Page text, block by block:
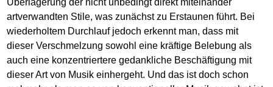
artverwandten Stile, was zunächst zu Erstaunen führt. Bei
wiederholtem Durchlauf jedoch erkennt man, dass mit
dieser Verschmelzung sowohl eine kräftige Belebung als
auch eine konzentriertere gedankliche Beschäftigung mit
dieser Art von Musik einhergeht. Und das ist doch schon